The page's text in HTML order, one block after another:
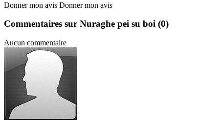
Donner mon avis Donner mon avis
Commentaires sur Nuraghe pei su boi (0)
Aucun commentaire